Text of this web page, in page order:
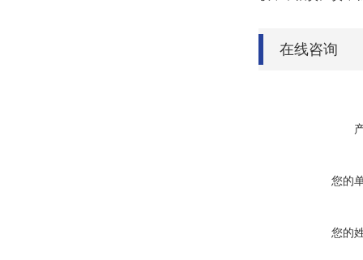
在线咨询
您的
您的